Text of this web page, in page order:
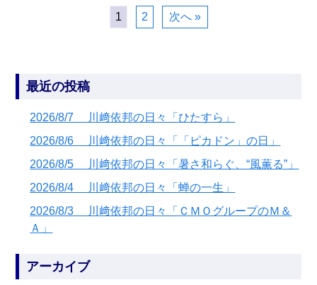
1 2 次へ »
最近の投稿
2026/8/7 川﨑依邦の日々「ひたすら」
2026/8/6 川﨑依邦の日々「「ピカドン」の日」
2026/8/5 川﨑依邦の日々「暑さ和らぐ、“風薫る”」
2026/8/4 川﨑依邦の日々「蝉の一生」
2026/8/3 川﨑依邦の日々「ＣＭＯグループのＭ＆
Ａ」
アーカイブ